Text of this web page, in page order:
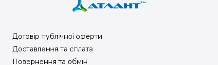
Договір публічної оферти
Доставлення та сплата
Повернення та обмін